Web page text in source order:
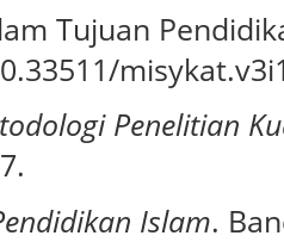
Tujuan
Penelitian
Islam.